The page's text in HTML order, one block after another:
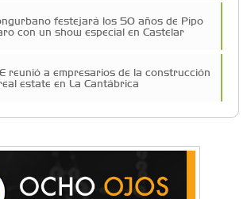
festejará los 50 años de Pipo
con un show especial en Castelar
reunió a empresarios de la construcción
estate en La Cantábrica
vez que Eva Perón voló en avión lo
Morón